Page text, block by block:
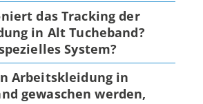
das Tracking der
in Alt Tucheband?
System?
Arbeitskleidung in
gewaschen werden,